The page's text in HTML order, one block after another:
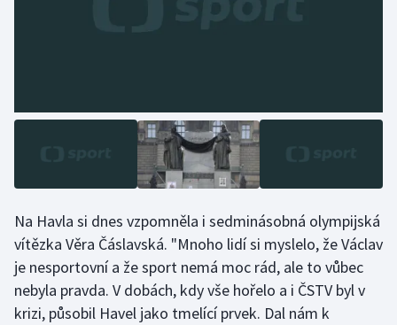
Parasport
Ragby
Rychlobruslení
Na Havla si dnes vzpomněla i sedminásobná olympijská
vítězka Věra Čáslavská. "Mnoho lidí si myslelo, že Václav
je nesportovní a že sport nemá moc rád, ale to vůbec
nebyla pravda. V dobách, kdy vše hořelo a i ČSTV byl v
krizi, působil Havel jako tmelící prvek. Dal nám k